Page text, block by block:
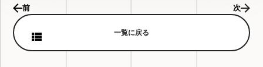
前 次
一覧に戻る